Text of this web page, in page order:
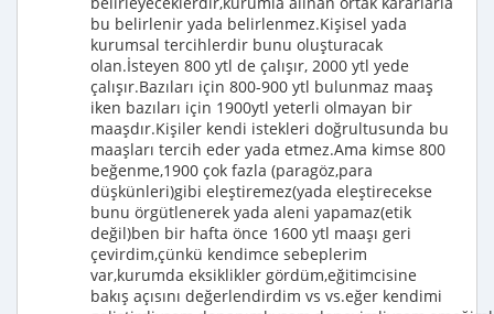
bu belirlenir yada belirlenmez.Kişisel yada
kurumsal tercihlerdir bunu oluşturacak
olan.İsteyen 800 ytl de çalışır, 2000 ytl yede
çalışır.Bazıları için 800-900 ytl bulunmaz maaş
iken bazıları için 1900ytl yeterli olmayan bir
maaşdır.Kişiler kendi istekleri doğrultusunda bu
maaşları tercih eder yada etmez.Ama kimse 800
beğenme,1900 çok fazla (paragöz,para
düşkünleri)gibi eleştiremez(yada eleştirecekse
bunu örgütlenerek yada aleni yapamaz(etik
değil)ben bir hafta önce 1600 ytl maaşı geri
çevirdim,çünkü kendimce sebeplerim
var,kurumda eksiklikler gördüm,eğitimcisine
bakış açısını değerlendirdim vs vs.eğer kendimi